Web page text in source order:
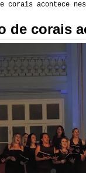
de corais acontece
de corais